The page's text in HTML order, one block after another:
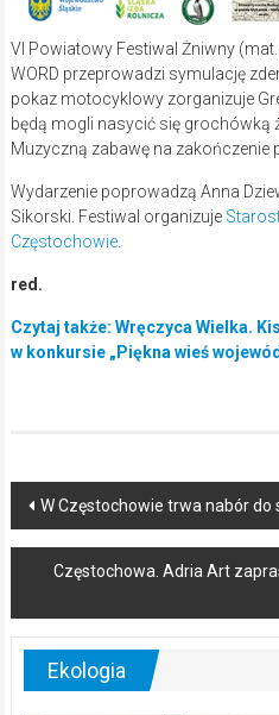
VI Powiatowy Festiwal Żniwny
WORD przeprowadzi symulację
pokaz motocyklowy zorganizuje
będą mogli nasycić się grochówką
Muzyczną zabawę na zakończenie
Wydarzenie poprowadzą Anna
Sikorski. Festiwal organizuje
Częstochowie.
red.
Czytaj także: Wręczyca Wielka.
w konkursie „Piękna wieś
Post
navigation
W Częstochowie trwa nabór do
Częstochowa. Adria Art
Ekologia